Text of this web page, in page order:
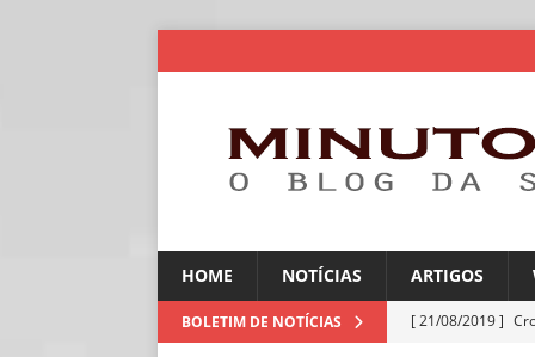
HOME NOTÍCIAS ARTIGOS
BOLETIM DE NOTÍCIAS [ 21/08/2019 ]